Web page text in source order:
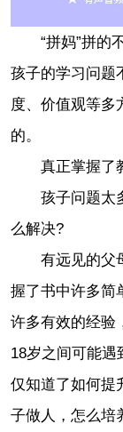
“拼妈”拼的不
孩子的学习问题
度、价值观等多
的。
真正掌握了教
孩子问题太多
么解决?
有远见的父母
握了书中许多简
许多有效的经验
18岁之间可能遇
仅知道了如何提
子做人，怎么培